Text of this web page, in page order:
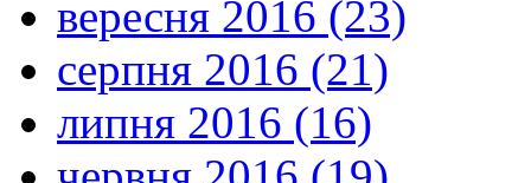
вересня 2016 (23)
серпня 2016 (21)
липня 2016 (16)